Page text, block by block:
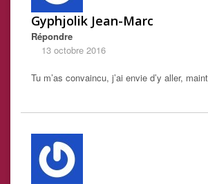
Gyphjolik Jean-Marc
Répondre
13 octobre 2016
Tu m’as convaincu, j’ai envie d’y aller,